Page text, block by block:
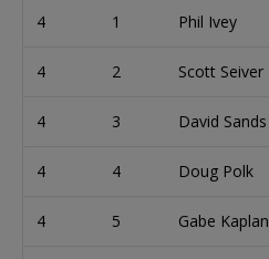
4 1 Phil Ivey
4 2 Scott Seiver
4 3 David Sands
4 4 Doug Polk
4 5 Gabe Kaplan